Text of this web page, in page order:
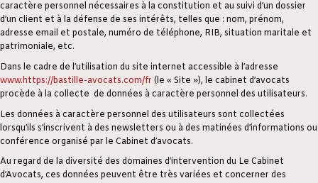
caractère personnel nécessaires à la constitution et au suivi d’un dossier
d’un client et à la défense de ses intérêts, telles que : nom, prénom,
adresse email et postale, numéro de téléphone, RIB, situation maritale et
patrimoniale, etc.
Dans le cadre de l’utilisation du site internet accessible à l’adresse
www.https://bastille-avocats.com/fr (le « Site »), le cabinet d’avocats
procède à la collecte de données à caractère personnel des utilisateurs.
Les données à caractère personnel des utilisateurs sont collectées
lorsqu’ils s’inscrivent à des newsletters ou à des matinées d’informations ou
conférence organisé par le Cabinet d’avocats.
Au regard de la diversité des domaines d’intervention du Le Cabinet
d’Avocats, ces données peuvent être très variées et concerner des